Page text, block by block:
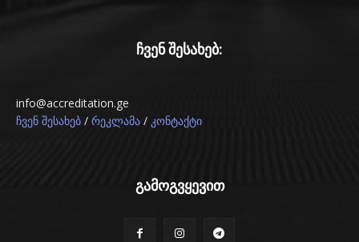
ჩვენ შესახებ:
info@accreditation.ge
ჩვენ შესახებ / რეკლამა / კონტაქტი
გამოგვყევით